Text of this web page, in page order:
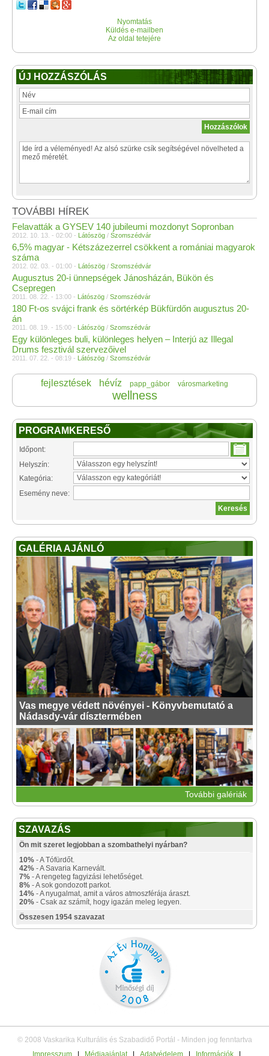
Nyomtatás
Küldés e-mailben
Az oldal tetejére
ÚJ HOZZÁSZÓLÁS
TOVÁBBI HÍREK
Felavatták a GYSEV 140 jubileumi mozdonyt Sopronban
2012. 10. 13. - 02:00 - Látószög / Szomszédvár
6,5% magyar - Kétszázezerrel csökkent a romániai magyarok
száma
2012. 02. 03. - 01:00 - Látószög / Szomszédvár
Augusztus 20-i ünnepségek Jánosházán, Bükön és
Csepregen
2011. 08. 22. - 13:00 - Látószög / Szomszédvár
180 Ft-os svájci frank és sörtérkép Bükfürdőn augusztus 20-
án
2011. 08. 19. - 15:00 - Látószög / Szomszédvár
Egy különleges buli, különleges helyen – Interjú az Illegal
Drums fesztivál szervezőivel
2011. 07. 22. - 08:19 - Látószög / Szomszédvár
fejlesztések hévíz papp_gábor városmarketing
wellness
PROGRAMKERESŐ
Időpont:
Helyszín:
Kategória:
Esemény neve:
GALÉRIA AJÁNLÓ
Vas megye védett növényei - Könyvbemutató a
Nádasdy-vár dísztermében
További galériák
SZAVAZÁS
Ön mit szeret legjobban a szombathelyi nyárban?
10% - A Tófürdőt.
42% - A Savaria Karnevált.
7% - A rengeteg fagyizási lehetőséget.
8% - A sok gondozott parkot.
14% - A nyugalmat, amit a város atmoszférája áraszt.
20% - Csak az számít, hogy igazán meleg legyen.
Összesen 1954 szavazat
© 2008 Vaskarika Kulturális és Szabadidő Portál - Minden jog fenntartva
Impresszum
Médiaajánlat Adatvédelem Információk